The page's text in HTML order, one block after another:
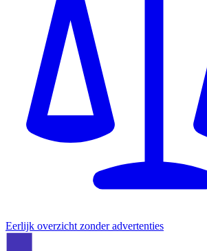
Eerlijk overzicht zonder advertenties